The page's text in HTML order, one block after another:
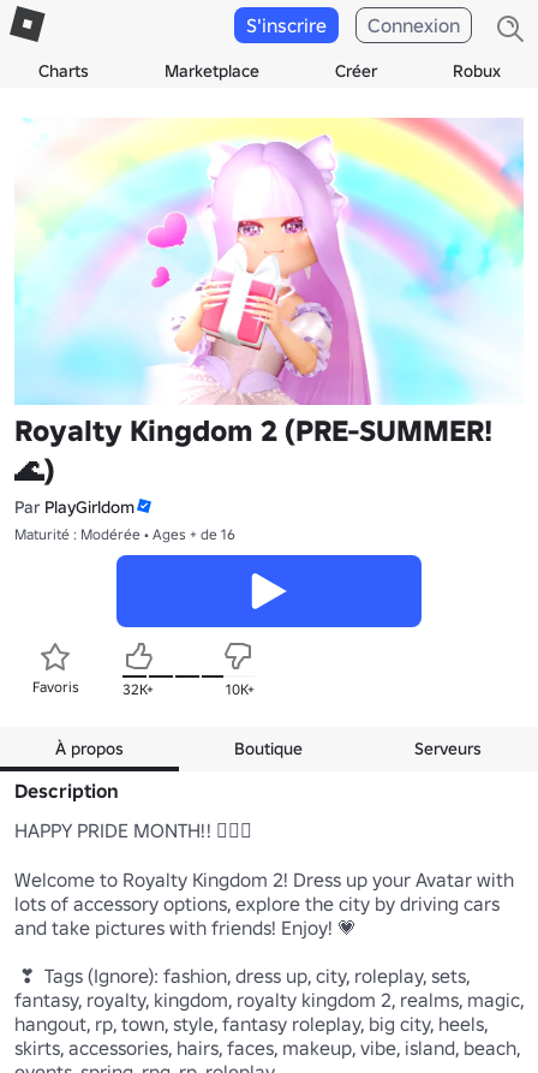
Charts Marketplace Créer Robux
S'inscrire Connexion
Royalty Kingdom 2 (PRE-SUMMER!
🌊)
Par PlayGirldom
Maturité : Modérée • Ages + de 16
Favoris 32K+ 10K+
À propos Boutique Serveurs
Description
HAPPY PRIDE MONTH!! 🏳‍🌈💖
Welcome to Royalty Kingdom 2! Dress up your Avatar with
lots of accessory options, explore the city by driving cars
and take pictures with friends! Enjoy! 💗
fantasy, royalty, kingdom, royalty kingdom 2, realms, magic,
hangout, rp, town, style, fantasy roleplay, big city, heels,
skirts, accessories, hairs, faces, makeup, vibe, island, beach,